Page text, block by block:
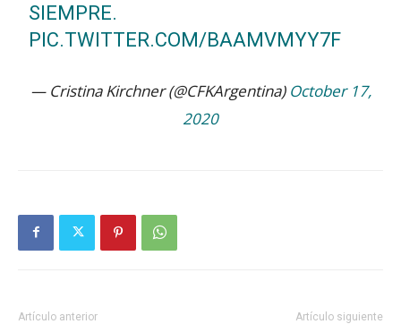
SIEMPRE.
PIC.TWITTER.COM/BAAMVMYY7F
— Cristina Kirchner (@CFKArgentina) October 17,
2020
Artículo anterior Artículo siguiente